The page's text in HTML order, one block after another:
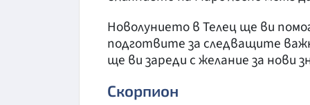
Новолунието в Телец ще ви
подготвите за следващите
ще ви зареди с желание за нови
Скорпион